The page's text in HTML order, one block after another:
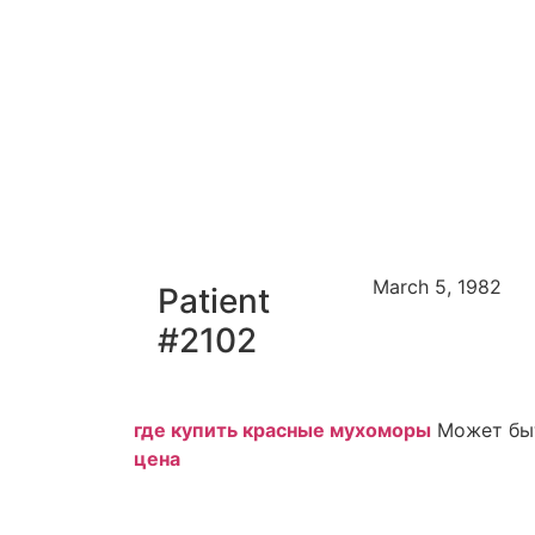
Patient
#2102
March 5, 1982
где купить красные мухоморы Может
цена